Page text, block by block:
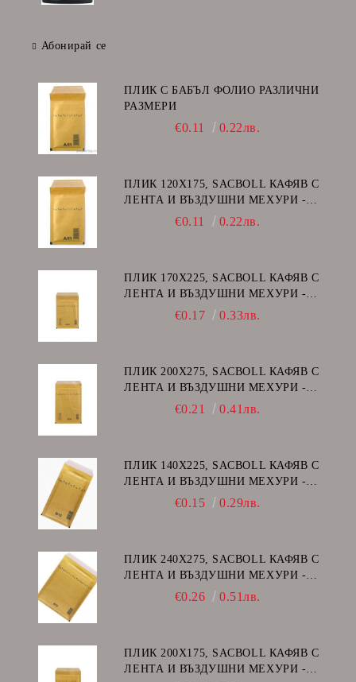
Абонирай се
ПЛИК С БАБЪЛ ФОЛИО РАЗЛИЧНИ
РАЗМЕРИ
€0.11 0.22лв.
ПЛИК 120Х175, SACBOLL КАФЯВ С
ЛЕНТА И ВЪЗДУШНИ МЕХУРИ -
€0.11 0.22лв.
ПЛИК 170Х225, SACBOLL КАФЯВ С
ЛЕНТА И ВЪЗДУШНИ МЕХУРИ -
€0.17 0.33лв.
ПЛИК 200Х275, SACBOLL КАФЯВ С
ЛЕНТА И ВЪЗДУШНИ МЕХУРИ -
€0.21 0.41лв.
ПЛИК 140Х225, SACBOLL КАФЯВ С
ЛЕНТА И ВЪЗДУШНИ МЕХУРИ -
€0.15 0.29лв.
ПЛИК 240Х275, SACBOLL КАФЯВ С
ЛЕНТА И ВЪЗДУШНИ МЕХУРИ -
€0.26 0.51лв.
ПЛИК 200Х175, SACBOLL КАФЯВ С
ЛЕНТА И ВЪЗДУШНИ МЕХУРИ -